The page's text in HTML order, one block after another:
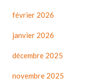
février 2026
janvier 2026
décembre 2025
novembre 2025